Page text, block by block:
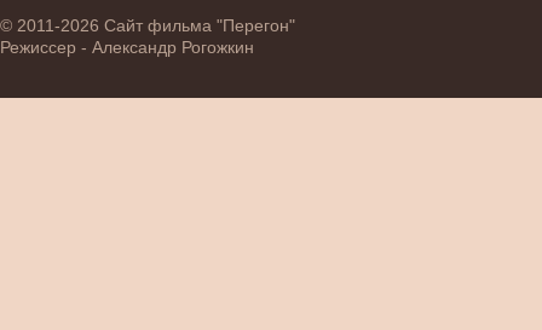
© 2011-2026 Сайт фильма "Перегон"
Режиссер - Александр Рогожкин